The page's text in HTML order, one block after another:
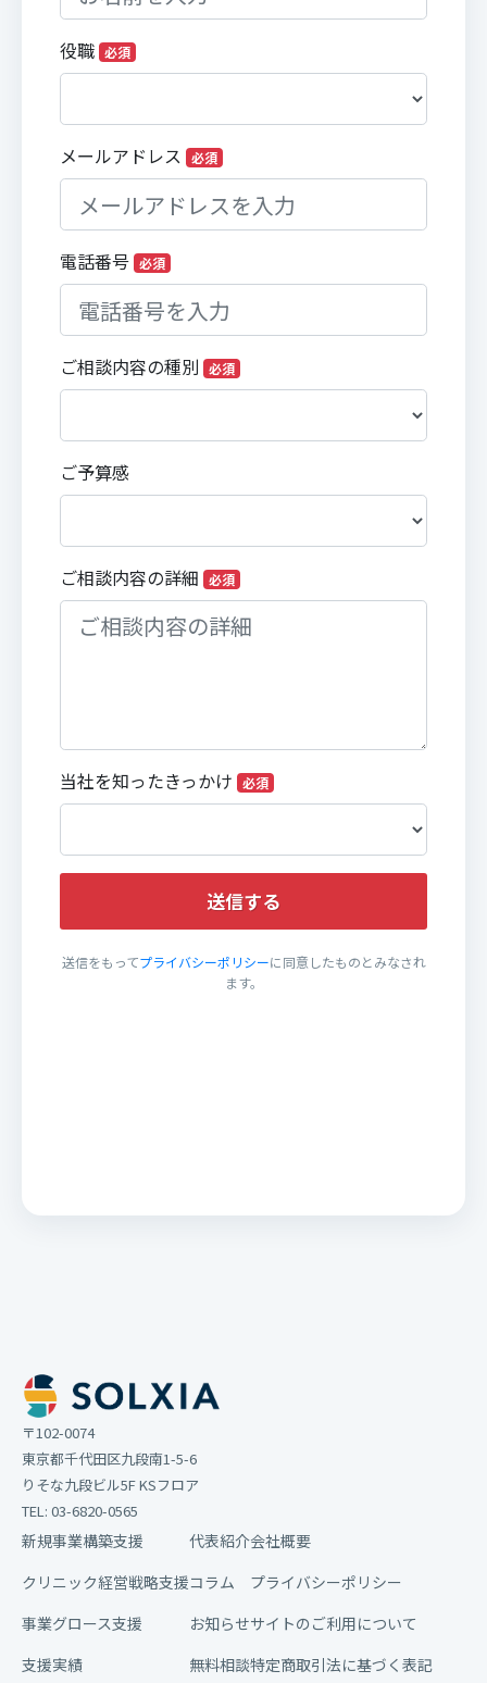
〒102-0074
東京都千代田区九段南1-5-6
りそな九段ビル5F KSフロア
TEL: 03-6820-0565
新規事業構築支援
クリニック経営戦略支援
事業グロース支援
支援実績
代表紹介
コラム
お知らせ
無料相談
会社概要
プライバシーポリシー
サイトのご利用について
特定商取引法に基づく表記